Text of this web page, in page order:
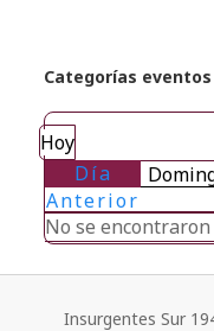
Categorías eventos
Hoy
Día
Anterior
No se
Insurgentes Sur